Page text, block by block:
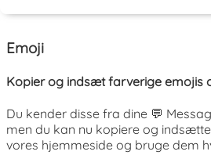
Emoji
Kopier og indsæt farverige emojis
Du kender disse fra dine 💬
men du kan nu kopiere og
vores hjemmeside og bruge dem